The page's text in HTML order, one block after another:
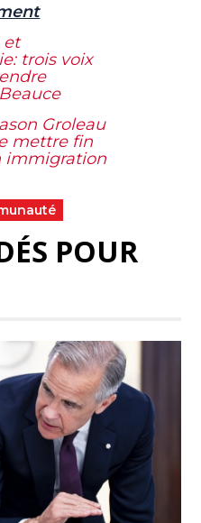
et
trois voix
Groleau
mettre fin
immigration
POUR